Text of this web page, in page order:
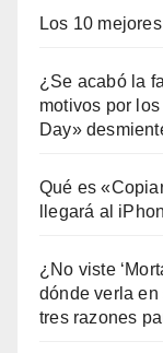
Los 10
¿Se acabó la
motivos por
Day»
Qué es
llegará al
¿No viste
dónde verla en
tres razones